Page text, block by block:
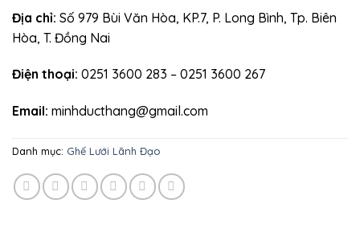
Địa chỉ: Số 979 Bùi Văn Hòa, KP.7, P. Long Bình, Tp. Biên
Hòa, T. Đồng Nai
Điện thoại: 0251 3600 283 – 0251 3600 267
Email: minhducthang@gmail.com
Danh mục: Ghế Lưới Lãnh Đạo